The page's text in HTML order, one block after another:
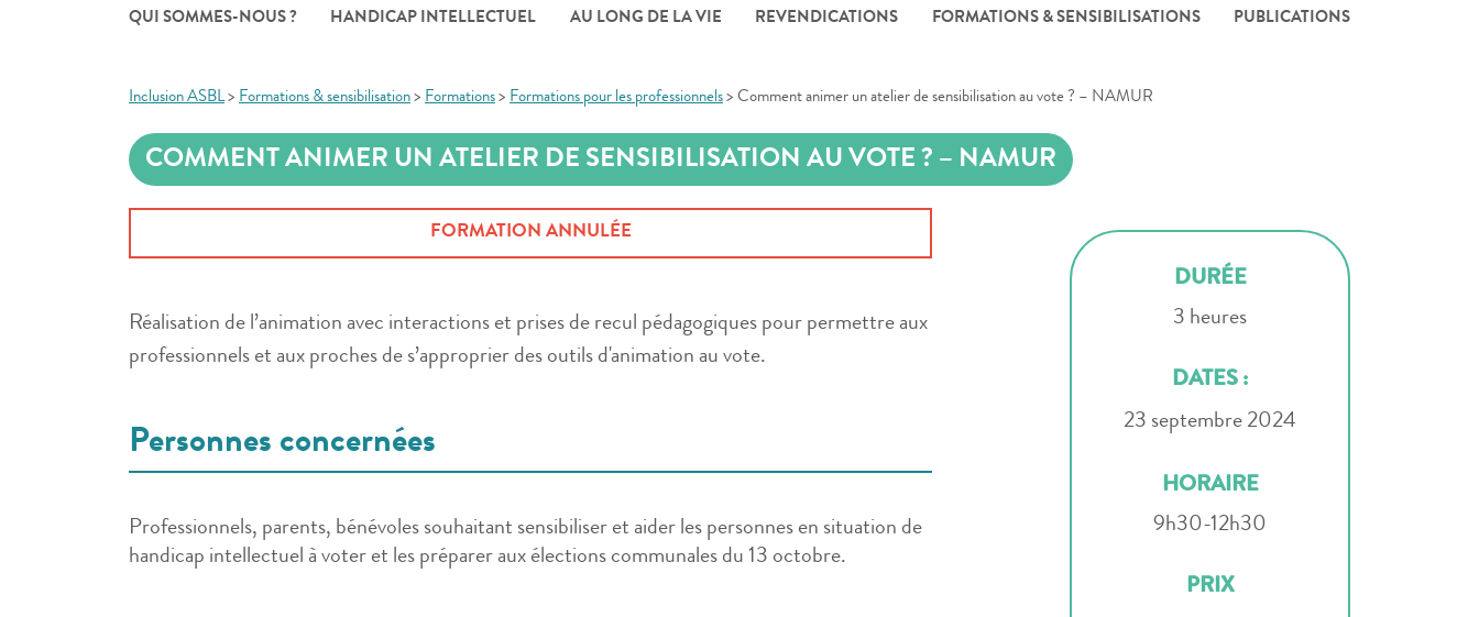
QUI SOMMES-NOUS ? HANDICAP INTELLECTUEL AU LONG DE LA VIE REVENDICATIONS FORMATIONS & SENSIBILISATIONS PUBLICATIONS
Inclusion ASBL> Formations & sensibilisation > Formations > Formations pour les professionnels > Comment animer un atelier de sensibilisation au vote ? – NAMUR
COMMENT ANIMER UN ATELIER DE SENSIBILISATION AU VOTE ? – NAMUR
FORMATION ANNULÉE
Réalisation de l’animation avec interactions et prises de recul pédagogiques pour permettre aux
professionnels et aux proches de s’approprier des outils d'animation au vote.
Personnes concernées
Professionnels, parents, bénévoles souhaitant sensibiliser et aider les personnes en situation de
handicap intellectuel à voter et les préparer aux élections communales du 13 octobre.
DURÉE
3 heures
DATES :
23 septembre 2024
HORAIRE
9h30-12h30
PRIX